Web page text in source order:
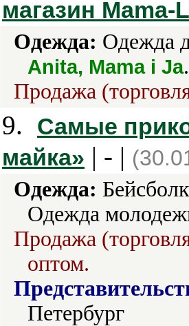
магазин Mama-
Одежда: Одежда
Anita, Mama i Ja.
Продажа
9.
Самые
майка» | - |
Одежда:
Одежда
Продажа
оптом.
Петербург